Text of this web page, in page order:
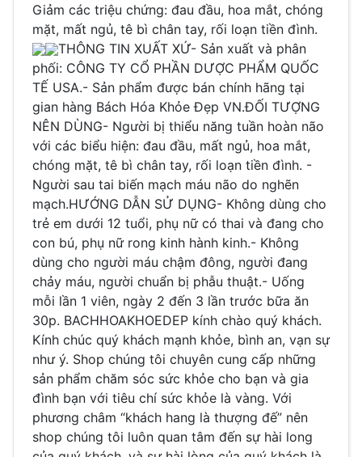
Giảm các triệu chứng: đau đầu, hoa mắt, chóng
mặt, mất ngủ, tê bì chân tay, rối loạn tiền đình.
THÔNG TIN XUẤT XỨ- Sản xuất và phân
phối: CÔNG TY CỔ PHẦN DƯỢC PHẨM QUỐC
TẾ USA.- Sản phẩm được bán chính hãng tại
gian hàng Bách Hóa Khỏe Đẹp VN.ĐỐI TƯỢNG
NÊN DÙNG- Người bị thiểu năng tuần hoàn não
với các biểu hiện: đau đầu, mất ngủ, hoa mắt,
chóng mặt, tê bì chân tay, rối loạn tiền đình. -
Người sau tai biến mạch máu não do nghẽn
mạch.HƯỚNG DẪN SỬ DỤNG- Không dùng cho
trẻ em dưới 12 tuổi, phụ nữ có thai và đang cho
con bú, phụ nữ rong kinh hành kinh.- Không
dùng cho người máu chậm đông, người đang
chảy máu, người chuẩn bị phẫu thuật.- Uống
mỗi lần 1 viên, ngày 2 đến 3 lần trước bữa ăn
30p. BACHHOAKHOEDEP kính chào quý khách.
Kính chúc quý khách mạnh khỏe, bình an, vạn sự
như ý. Shop chúng tôi chuyên cung cấp những
sản phẩm chăm sóc sức khỏe cho bạn và gia
đình bạn với tiêu chí sức khỏe là vàng. Với
phương châm “khách hang là thượng đế” nên
shop chúng tôi luôn quan tâm đến sự hài long